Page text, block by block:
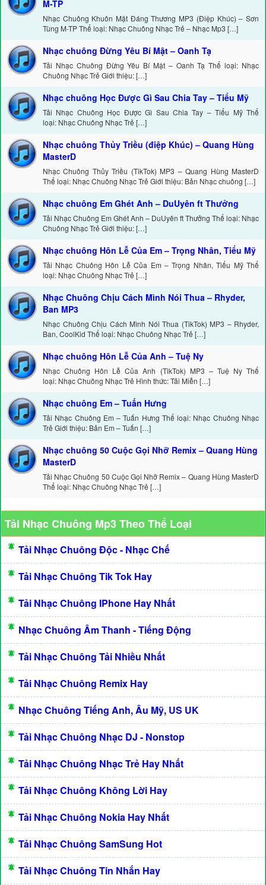
M-TP
Nhạc Chuông Khuôn Mặt Đáng Thương MP3 (Điệp Khúc) – Sơn
Tùng M-TP Thể loại: Nhạc Chuông Nhạc Trẻ – Nhạc Mp3 […]
Nhạc chuông Đừng Yêu Bí Mật – Oanh Tạ
Tải Nhạc Chuông Đừng Yêu Bí Mật – Oanh Tạ Thể loại: Nhạc
Chuông Nhạc Trẻ Giới thiệu: […]
Nhạc chuông Học Được Gì Sau Chia Tay – Tiểu Mỹ
Tải Nhạc Chuông Học Được Gì Sau Chia Tay – Tiểu Mỹ Thể
loại: Nhạc Chuông Nhạc Trẻ […]
Nhạc chuông Thủy Triều (điệp Khúc) – Quang Hùng
MasterD
Nhạc Chuông Thủy Triều (TikTok) MP3 – Quang Hùng MasterD
Thể loại: Nhạc Chuông Nhạc Trẻ Giới thiệu: Bản Nhạc chuông […]
Nhạc chuông Em Ghét Anh – DuUyên ft Thưởng
Tải Nhạc Chuông Em Ghét Anh – DuUyên ft Thưởng Thể loại: Nhạc
Chuông Nhạc Trẻ Giới thiệu: […]
Nhạc chuông Hôn Lễ Của Em – Trọng Nhân, Tiểu Mỹ
Tải Nhạc Chuông Hôn Lễ Của Em – Trọng Nhân, Tiểu Mỹ Thể
loại: Nhạc Chuông Nhạc Trẻ […]
Nhạc Chuông Chịu Cách Mình Nói Thua – Rhyder,
Ban MP3
Nhạc Chuông Chịu Cách Mình Nói Thua (TikTok) MP3 – Rhyder,
Ban, CoolKid Thể loại: Nhạc Chuông Nhạc Trẻ […]
Nhạc chuông Hôn Lễ Của Anh – Tuệ Ny
Nhạc Chuông Hôn Lễ Của Anh (TikTok) MP3 – Tuệ Ny Thể
loại: Nhạc Chuông Nhạc Trẻ Hình thức: Tải Miễn […]
Nhạc chuông Em – Tuấn Hưng
Tải Nhạc Chuông Em – Tuấn Hưng Thể loại: Nhạc Chuông Nhạc
Trẻ Giới thiệu: Bản Em – Tuấn […]
Nhạc chuông 50 Cuộc Gọi Nhỡ Remix – Quang Hùng
MasterD
Tải Nhạc Chuông 50 Cuộc Gọi Nhỡ Remix – Quang Hùng MasterD
Thể loại: Nhạc Chuông Nhạc Trẻ […]
Tải Nhạc Chuông Mp3 Theo Thể Loại
Tải Nhạc Chuông Độc - Nhạc Chế
Tải Nhạc Chuông Tik Tok Hay
Tải Nhạc Chuông IPhone Hay Nhất
Nhạc Chuông Âm Thanh - Tiếng Động
Tải Nhạc Chuông Tải Nhiều Nhất
Tải Nhạc Chuông Remix Hay
Nhạc Chuông Tiếng Anh, Âu Mỹ, US UK
Tải Nhạc Chuông Nhạc DJ - Nonstop
Tải Nhạc Chuông Nhạc Trẻ Hay Nhất
Tải Nhạc Chuông Không Lời Hay
Tải Nhạc Chuông Nokia Hay Nhất
Tải Nhạc Chuông SamSung Hot
Tải Nhạc Chuông Tin Nhắn Hay